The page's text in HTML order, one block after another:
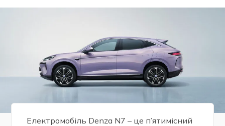
Електромобіль Denza N7 – це п’ятимісний